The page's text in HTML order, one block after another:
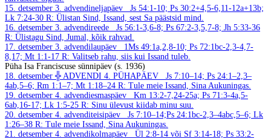
15. detsember 3. advendineljapäev
Js 54:1-10; Ps 30:2+4,5-6,11-12a+13b;
Lk 7:24-30 R: Ülistan Sind, Issand, sest Sa päästsid mind.
16. detsember 3. advendireede
Js 56:1-3,6-8; Ps 67:2-3,5,7-8; Jh 5:33-36
R: Ülistagu Sind, Jumal, kõik rahvad.
17. detsember 3. advendilaupäev
1Ms 49:1a,2,8-10; Ps 72:1bc-2,3-4,7-
8,17; Mt 1:1-17 R: Valitseb rahu, siis kui Issand tuleb.
Püha Isa Franciscuse sünnipäev (s. 1936)
18. detsember ╬ ADVENDI 4. PÜHAPÄEV
Js 7:10–14; Ps 24:1–2,3–
4ab,5–6; Rm 1:1–7; Mt 1:18–24 R: Tule meie Issand, Sina Aukuningas.
19. detsember 4. advendiesmaspäev
Km 13:2-7,24-25a; Ps 71:3-4a,5-
6ab,16-17; Lk 1:5-25 R: Sinu ülevust kiidab minu suu.
20. detsember 4. advenditeisipäev
Js 7:10–14;Ps 24:1bc-2,3–4abc,5–6; Lk
1:26–38 R: Tule meie Issand, Sina Aukuningas.
21. detsember 4. advendikolmapäev
Ül 2:8-14 või Sf 3:14-18; Ps 33:2-